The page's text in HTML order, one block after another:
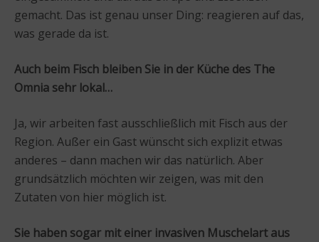
gemacht. Das ist genau unser Ding: reagieren auf das,
was gerade da ist.
Auch beim Fisch bleiben Sie in der Küche des The
Omnia sehr lokal…
Ja, wir arbeiten fast ausschließlich mit Fisch aus der
Region. Außer ein Gast wünscht sich explizit etwas
anderes – dann machen wir das natürlich. Aber
grundsätzlich möchten wir zeigen, was mit den
Zutaten von hier möglich ist.
Sie haben sogar mit einer invasiven Muschelart aus